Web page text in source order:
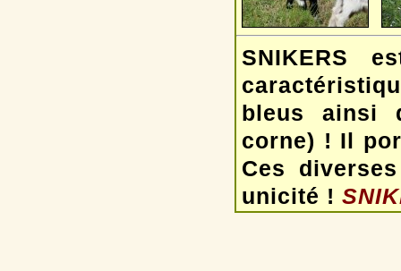
SNIKERS
bleus ainsi
corne) ! Il
Ces
unicité !